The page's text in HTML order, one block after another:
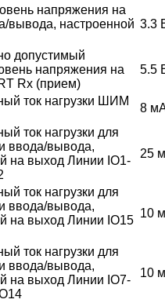
напряжения на
вывода, настроенной 3.3
допустимый
напряжения на
Rx (прием)
5.5
ток нагрузки ШИМ
8
ток нагрузки для
ввода/вывода,
на выход Линии IO1-
25
ток нагрузки для
ввода/вывода,
на выход Линии IO15
10
ток нагрузки для
ввода/вывода,
на выход Линии IO7-
10